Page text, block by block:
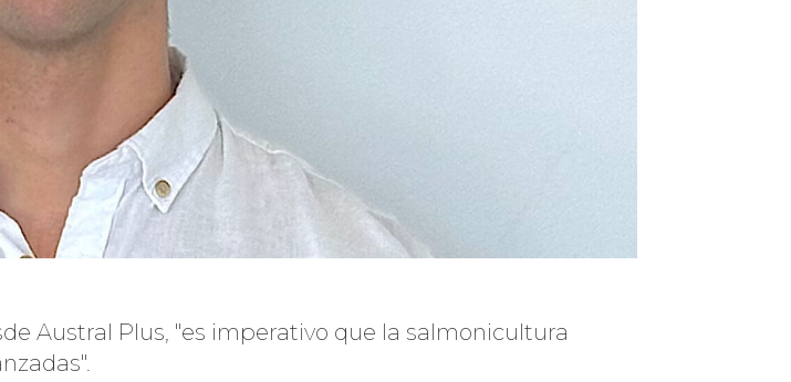
Austral Plus, "es imperativo que la salmonicultura